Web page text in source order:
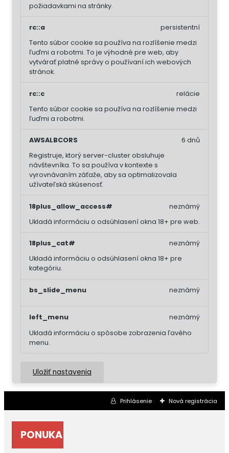
požiadavkami na stránky.
rc::a
Tento súbor cookie sa používa na rozlíšenie medzi
ľuďmi a robotmi. To je výhodné pre web, aby
vytvárať platné správy o používaní ich webových
stránok.
persistentní
rc::c
Tento súbor cookie sa používa na rozlíšenie medzi
ľuďmi a robotmi.
relácie
AWSALBCORS
Registruje, ktorý server-cluster obsluhuje
návštevníka. To sa používa v kontexte s
vyrovnávaním záťaže, aby sa optimalizovala
užívateľská skúsenosť.
6 dnů
18plus_allow_access#
Ukladá informáciu o odsúhlasení okna 18+ pre web.
neznámý
18plus_cat#
Ukladá informáciu o odsúhlasení okna 18+ pre
kategóriu.
neznámý
bs_slide_menu neznámý
left_menu
Ukladá informáciu o spôsobe zobrazenia ľavého
menu.
neznámý
Uložiť nastavenia
Prihlásenie Nová registrácia
PONUKA